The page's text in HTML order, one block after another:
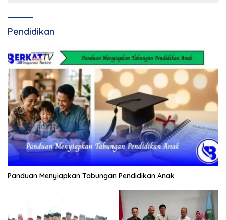
Pendidikan
Panduan Menyiapkan Tabungan Pendidikan Anak